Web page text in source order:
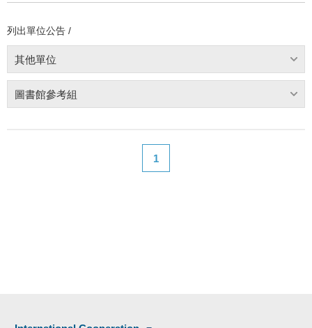
列出單位公告 /
其他單位
圖書館參考組
1